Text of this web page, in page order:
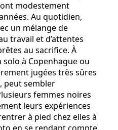
modestement
Au quotidien,
un mélange de
travail et d’attentes
au sacrifice. À
solo à Copenhague ou
jugées très sûres
peut sembler
femmes noires
leurs expériences
à pied chez elles à